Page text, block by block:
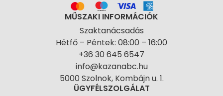
MŰSZAKI INFORMÁCIÓK
Szaktanácsadás
Hétfő – Péntek: 08:00 – 16:00
+36 30 645 6547
info@kazanabc.hu
5000 Szolnok, Kombájn u. 1.
ÜGYFÉLSZOLGÁLAT